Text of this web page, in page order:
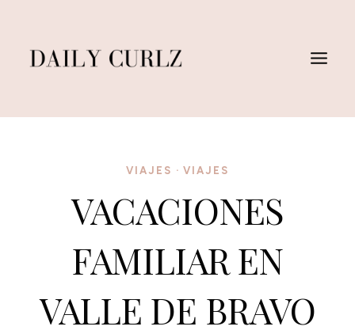
Contenido
VIAJES ·VIAJES
VACACIONES
FAMILIAR EN
VALLE DE BRAVO